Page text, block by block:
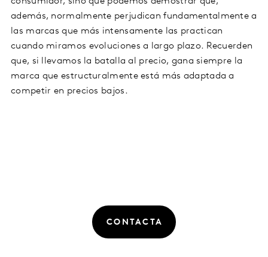
además, normalmente perjudican fundamentalmente a
las marcas que más intensamente las practican
cuando miramos evoluciones a largo plazo. Recuerden
que, si llevamos la batalla al precio, gana siempre la
marca que estructuralmente está más adaptada a
competir en precios bajos.
CONTACTA